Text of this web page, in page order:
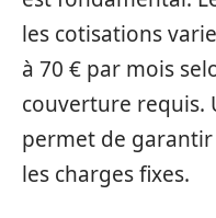
les cotisations
à 70 € par mois
couverture requis.
permet de
les charges fixes.